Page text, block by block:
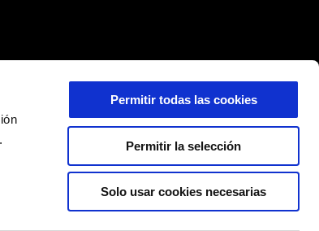
.
Permitir todas las cookies
Permitir la selección
Solo usar cookies necesarias